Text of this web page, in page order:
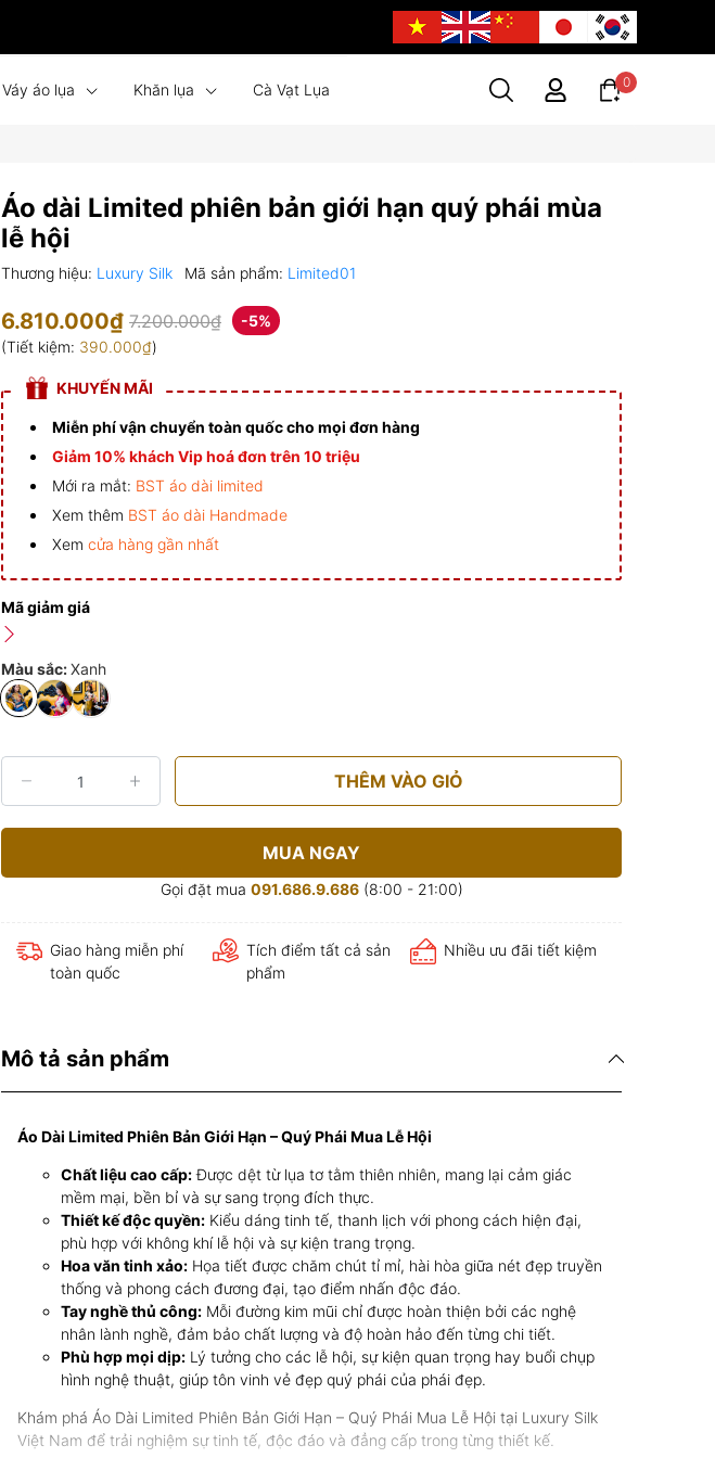
Váy áo lụa Khăn lụa Cà Vạt Lụa 0
Áo dài Limited phiên bản giới hạn quý phái mùa
lễ hội
Thương hiệu: Luxury Silk Mã sản phẩm: Limited01
6.810.000₫ 7.200.000₫
-5%
(Tiết kiệm: 390.000₫)
KHUYẾN MÃI
Miễn phí vận chuyển toàn quốc cho mọi đơn hàng
Giảm 10% khách Vip hoá đơn trên 10 triệu
Mới ra mắt: BST áo dài limited
Xem thêm BST áo dài Handmade
Xem cửa hàng gần nhất
Mã giảm giá
Màu sắc:Xanh
THÊM VÀO GIỎ
MUA NGAY
Gọi đặt mua 091.686.9.686(8:00 - 21:00)
Giao hàng miễn phí
toàn quốc
Tích điểm tất cả sản
phẩm
Nhiều ưu đãi tiết kiệm
Mô tả sản phẩm
Áo Dài Limited Phiên Bản Giới Hạn – Quý Phái Mua Lễ Hội
Chất liệu cao cấp:Được dệt từ lụa tơ tằm thiên nhiên, mang lại cảm giác
mềm mại, bền bỉ và sự sang trọng đích thực.
Thiết kế độc quyền: Kiểu dáng tinh tế, thanh lịch với phong cách hiện đại,
phù hợp với không khí lễ hội và sự kiện trang trọng.
Hoa văn tinh xảo: Họa tiết được chăm chút tỉ mỉ, hài hòa giữa nét đẹp truyền
thống và phong cách đương đại, tạo điểm nhấn độc đáo.
Tay nghề thủ công: Mỗi đường kim mũi chỉ được hoàn thiện bởi các nghệ
nhân lành nghề, đảm bảo chất lượng và độ hoàn hảo đến từng chi tiết.
Phù hợp mọi dịp: Lý tưởng cho các lễ hội, sự kiện quan trọng hay buổi chụp
hình nghệ thuật, giúp tôn vinh vẻ đẹp quý phái của phái đẹp.
Khám phá Áo Dài Limited Phiên Bản Giới Hạn – Quý Phái Mua Lễ Hội tại Luxury Silk
Việt Nam để trải nghiệm sự tinh tế, độc đáo và đẳng cấp trong từng thiết kế.